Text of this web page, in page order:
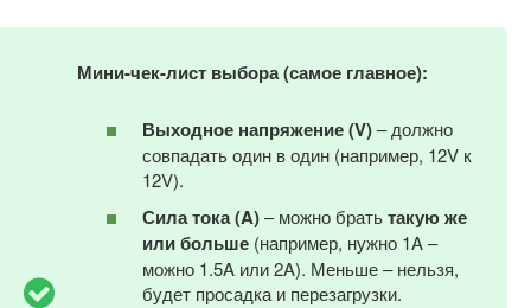
Мини-чек-лист выбора (самое главное):
Выходное напряжение (V)– должно
совпадать один в один (например, 12V к
12V).
Сила тока (A)– можно братьтакую же
или больше (например, нужно 1A –
можно 1.5A или 2A). Меньше – нельзя,
будет просадка и перезагрузки.